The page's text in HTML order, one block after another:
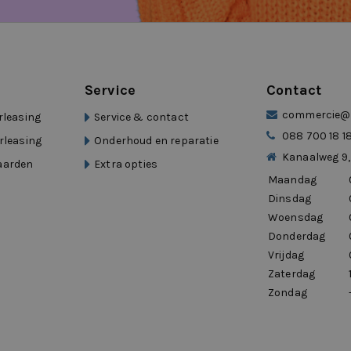
Service
Service & contact
Onderhoud en reparatie
Extra opties
Contact
088 700 18 18
Kanaalweg
Maandag
Dinsdag
Woensdag
Donderdag
Vrijdag
Zaterdag
Zondag